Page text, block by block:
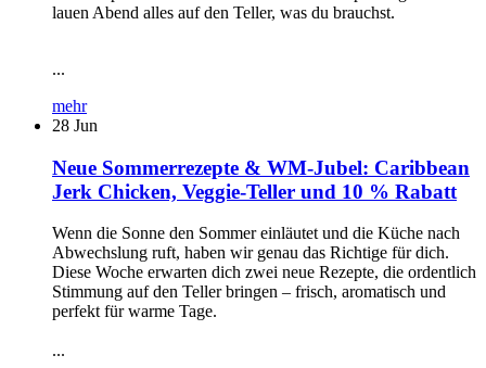
lauen Abend alles auf den Teller, was du brauchst.
...
mehr
28 Jun
Neue Sommerrezepte & WM-Jubel: Caribbean
Jerk Chicken, Veggie-Teller und 10 % Rabatt
Wenn die Sonne den Sommer einläutet und die Küche nach
Abwechslung ruft, haben wir genau das Richtige für dich.
Diese Woche erwarten dich zwei neue Rezepte, die ordentlich
Stimmung auf den Teller bringen – frisch, aromatisch und
perfekt für warme Tage.
...